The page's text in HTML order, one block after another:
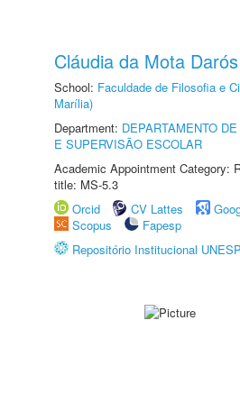
Cláudia da Mota
School: Faculdade de Filosofia e
Marília)
Department: DEPARTAMENTO
E SUPERVISÃO ESCOLAR
Academic Appointment Category:
title: MS-5.3
Orcid
CV Lattes
Scopus
Fapesp
Repositório Institucional UNESP